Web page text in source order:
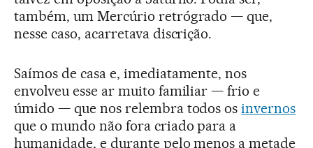
também, um Mercúrio retrógrado — que,
nesse caso, acarretava discrição.
Saímos de casa e, imediatamente, nos
envolveu esse ar muito familiar — frio e
úmido — que nos relembra todos osinvernos
que o mundo não fora criado para a
humanidade, e durante pelo menos a metade